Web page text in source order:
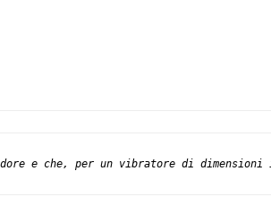
e che, per un vibratore di